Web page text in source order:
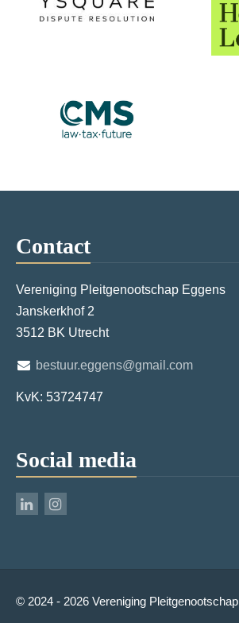
Contact
Vereniging Pleitgenootschap Eggens
Janskerkhof 2
3512 BK Utrecht
bestuur.eggens@gmail.com
KvK: 53724747
Social media
© 2024 - 2026 Vereniging Pleitgenootschap